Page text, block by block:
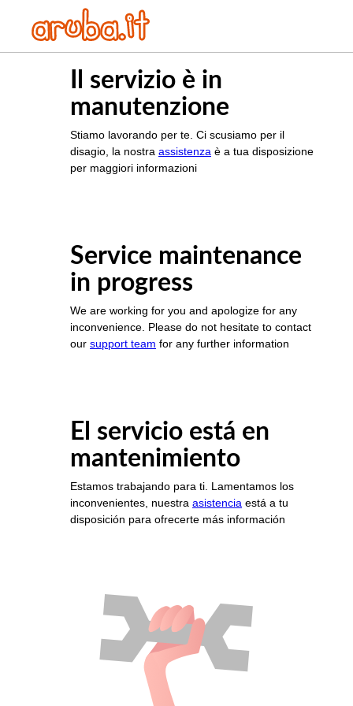
Il servizio è in
manutenzione
Stiamo lavorando per te. Ci scusiamo per il
disagio, la nostra assistenza è a tua disposizione
per maggiori informazioni
Service maintenance
in progress
We are working for you and apologize for any
inconvenience. Please do not hesitate to contact
our support team for any further information
El servicio está en
mantenimiento
Estamos trabajando para ti. Lamentamos los
inconvenientes, nuestra asistencia está a tu
disposición para ofrecerte más información